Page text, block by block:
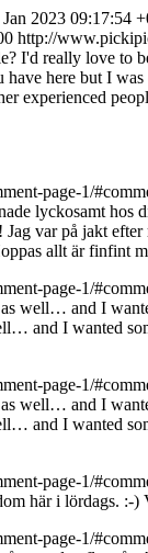
2023 09:17:54
http://
I'd really love to
have here but I
experienced
page-1/
lyckosamt
var på jakt
allt är finfint
page-1/
well… and I
and I wanted
page-1/
well… and I
and I wanted
page-1/
här i lördags. :-)
page-1/